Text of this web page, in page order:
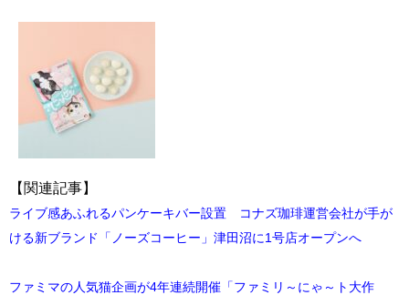
【関連記事】
ライブ感あふれるパンケーキバー設置 コナズ珈琲運営会社が手が
ける新ブランド「ノーズコーヒー」津田沼に1号店オープンへ
ファミマの人気猫企画が4年連続開催「ファミリ～にゃ～ト大作